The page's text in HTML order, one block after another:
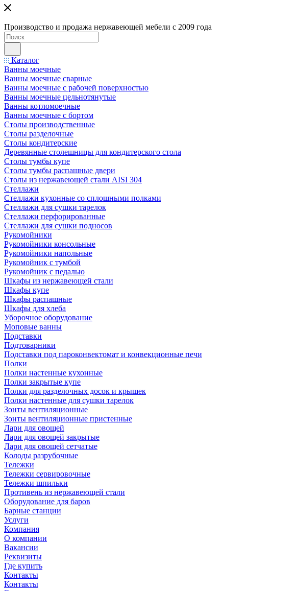
Производство и продажа нержавеющей мебели с 2009 года
Каталог
Ванны моечные
Ванны моечные сварные
Ванны моечные с рабочей поверхностью
Ванны моечные цельнотянутые
Ванны котломоечные
Ванны моечные с бортом
Столы производственные
Столы разделочные
Столы кондитерские
Деревянные столешницы для кондитерского стола
Столы тумбы купе
Столы тумбы распашные двери
Столы из нержавеющей стали AISI 304
Стеллажи
Стеллажи кухонные со сплошными полками
Стеллажи для сушки тарелок
Стеллажи перфорированные
Стеллажи для сушки подносов
Рукомойники
Рукомойники консольные
Рукомойники напольные
Рукомойник с тумбой
Рукомойник с педалью
Шкафы из нержавеющей стали
Шкафы купе
Шкафы распашные
Шкафы для хлеба
Уборочное оборудование
Моповые ванны
Подставки
Подтоварники
Подставки под пароконвектомат и конвекционные печи
Полки
Полки настенные кухонные
Полки закрытые купе
Полки для разделочных досок и крышек
Полки настенные для сушки тарелок
Зонты вентиляционные
Зонты вентиляционные пристенные
Лари для овощей
Лари для овощей закрытые
Лари для овощей сетчатые
Колоды разрубочные
Тележки
Тележки сервировочные
Тележки шпильки
Противень из нержавеющей стали
Оборудование для баров
Барные станции
Услуги
Компания
О компании
Вакансии
Реквизиты
Где купить
Контакты
Контакты